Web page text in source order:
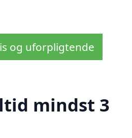
og uforpligtende
mindst 3